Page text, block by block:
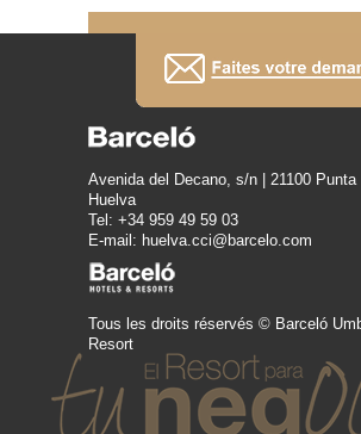
Avenida del Decano, s/n | 21100 Punta
Huelva
Tel: +34 959 49 59 03
E-mail: huelva.cci@barcelo.com
Tous les droits réservés © Barceló
Resort